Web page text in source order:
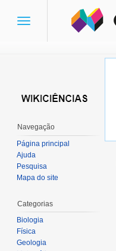
Toggle
Navegação
Página principal
Ajuda
Pesquisa
Mapa do site
Categorias
Biologia
Física
Geologia